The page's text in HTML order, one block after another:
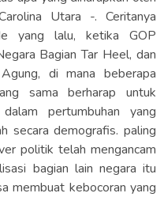
Utara -. Ceritanya
yang lalu, ketika GOP
Bagian Tar Heel, dan
di mana beberapa
sama berharap untuk
pertumbuhan yang
secara demografis. paling
politik telah mengancam
bagian lain negara itu
membuat kebocoran yang